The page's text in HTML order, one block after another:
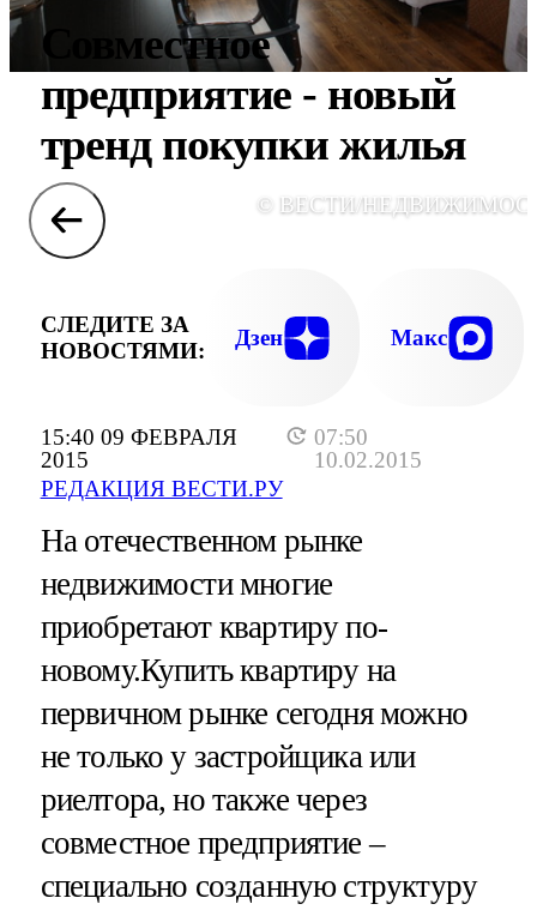
15:40 09 ФЕВРАЛЯ
2015
07:50
10.02.2015
РЕДАКЦИЯ ВЕСТИ.РУ
Совместное
предприятие - новый
тренд покупки жилья
© ВЕСТИ/
СЛЕДИТЕ ЗА
НОВОСТЯМИ:
Дзен Макс
На отечественном рынке
недвижимости многие
приобретают квартиру по-
новому.Купить квартиру на
первичном рынке сегодня можно
не только у застройщика или
риелтора, но также через
совместное предприятие –
специально созданную структуру